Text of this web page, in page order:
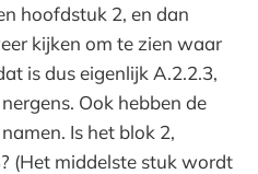
hoofdstuk 2, en dan
kijken om te zien waar
is dus eigenlijk A.2.2.3,
Ook hebben de
Is het blok 2,
(Het middelste stuk wordt